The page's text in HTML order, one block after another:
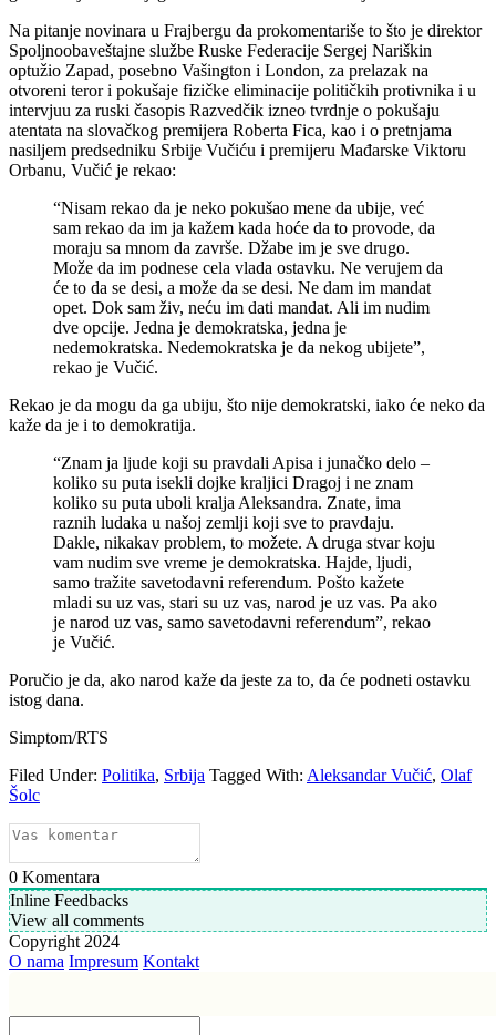
Na pitanje novinara u Frajbergu da prokomentariše to što je direktor
Spoljnoobaveštajne službe Ruske Federacije Sergej Nariškin
optužio Zapad, posebno Vašington i London, za prelazak na
otvoreni teror i pokušaje fizičke eliminacije političkih protivnika i u
intervjuu za ruski časopis Razvedčik izneo tvrdnje o pokušaju
atentata na slovačkog premijera Roberta Fica, kao i o pretnjama
nasiljem predsedniku Srbije Vučiću i premijeru Mađarske Viktoru
Orbanu, Vučić je rekao:
“Nisam rekao da je neko pokušao mene da ubije, već
sam rekao da im ja kažem kada hoće da to provode, da
moraju sa mnom da završe. Džabe im je sve drugo.
Može da im podnese cela vlada ostavku. Ne verujem da
će to da se desi, a može da se desi. Ne dam im mandat
opet. Dok sam živ, neću im dati mandat. Ali im nudim
dve opcije. Jedna je demokratska, jedna je
nedemokratska. Nedemokratska je da nekog ubijete”,
rekao je Vučić.
Rekao je da mogu da ga ubiju, što nije demokratski, iako će neko da
kaže da je i to demokratija.
“Znam ja ljude koji su pravdali Apisa i junačko delo –
koliko su puta isekli dojke kraljici Dragoj i ne znam
koliko su puta uboli kralja Aleksandra. Znate, ima
raznih ludaka u našoj zemlji koji sve to pravdaju.
Dakle, nikakav problem, to možete. A druga stvar koju
vam nudim sve vreme je demokratska. Hajde, ljudi,
samo tražite savetodavni referendum. Pošto kažete
mladi su uz vas, stari su uz vas, narod je uz vas. Pa ako
je narod uz vas, samo savetodavni referendum”, rekao
je Vučić.
Poručio je da, ako narod kaže da jeste za to, da će podneti ostavku
istog dana.
Simptom/RTS
Filed Under: Politika, Srbija Tagged With: Aleksandar Vučić, Olaf
Šolc
0 Komentara
Inline Feedbacks
View all comments
Copyright 2024
O nama Impresum Kontakt